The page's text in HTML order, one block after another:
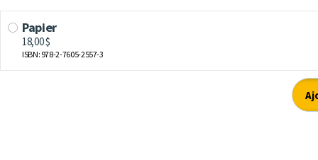
Papier
18,00 $
ISBN: 978-2-7605-2557-3